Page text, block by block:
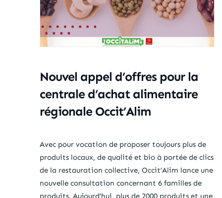
Nouvel appel d’offres pour la
centrale d’achat alimentaire
régionale Occit’Alim
Avec pour vocation de proposer toujours plus de
produits locaux, de qualité et bio à portée de clics
de la restauration collective, Occit’Alim lance une
nouvelle consultation concernant 6 familles de
produits. Aujourd’hui, plus de 2000 produits et une